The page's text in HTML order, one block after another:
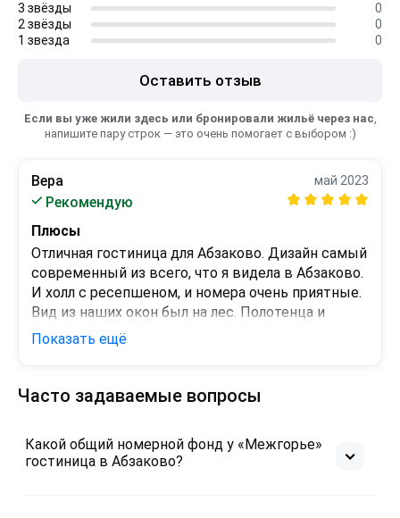
3 звёзды
0
2 звёзды
0
1 звезда
0
Оставить отзыв
Если вы уже жили здесь или бронировали жильё через нас,
напишите пару строк — это очень помогает с выбором :)
Вера
Рекомендую
май 2023
Плюсы
Отличная гостиница для Абзаково. Дизайн самый
современный из всего, что я видела в Абзаково.
И холл с ресепшеном, и номера очень приятные.
Вид из наших окон был на лес. Полотенца и
постельное (и основное, и дополнительное)
белые. Вся мебель удобная, телевизор
Завтраки смешанные и сытные: у каждого
закуски и напитки на выбор. Администраторы
отзывчивые, вежливые.
Минусы
Показать ещё
Часто задаваемые вопросы
Какой общий номерной фонд у «Межгорье»
гостиница в Абзаково?